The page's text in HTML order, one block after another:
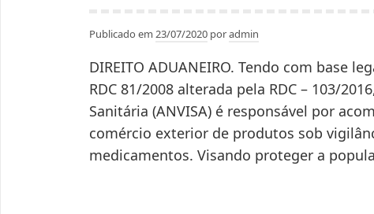
de
ST,
sobre
mercadorias
destacada
como
Publicado em 23/07/2020 poradmin
DIREITO ADUANEIRO. Tendo com base
RDC 81/2008 alterada pela RDC – 103/
Sanitária (ANVISA) é responsável por
comércio exterior de produtos sob
medicamentos. Visando proteger a